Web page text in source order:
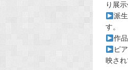
り展
派
す。
作
ピ
映され